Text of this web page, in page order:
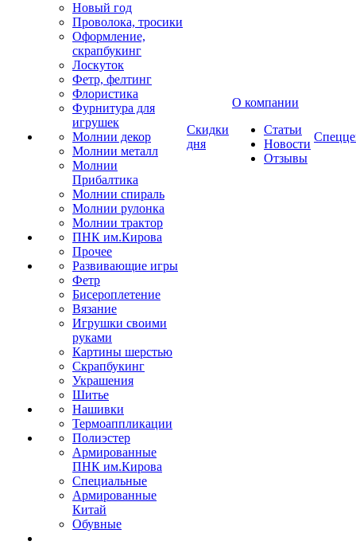
Новый год
Проволока, тросики
Оформление,
скрапбукинг
Лоскуток
Фетр, фелтинг
Флористика
Фурнитура для
игрушек
Молнии декор
Молнии металл
Молнии
Прибалтика
Молнии спираль
Молнии рулонка
Молнии трактор
ПНК им.Кирова
Прочее
Развивающие игры
Фетр
Бисероплетение
Вязание
Игрушки своими
руками
Картины шерстью
Скрапбукинг
Украшения
Шитье
Нашивки
Термоаппликации
Полиэстер
Армированные
ПНК им.Кирова
Специальные
Армированные
Китай
Обувные
Скидки
дня
О компании
Статьи
Новости
Отзывы